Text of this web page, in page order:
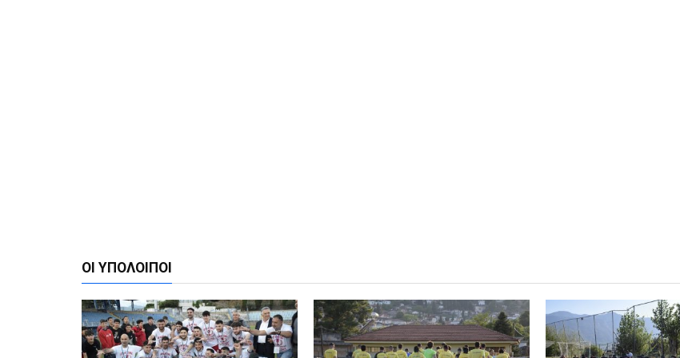
ΟΙ ΥΠΌΛΟΙΠΟΙ